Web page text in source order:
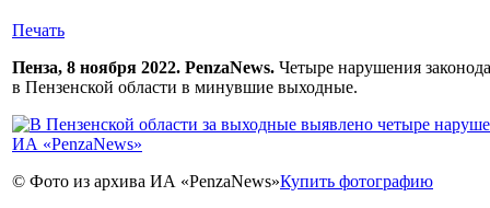
Печать
Пенза, 8 ноября 2022. PenzaNews. Четыре нарушения
в Пензенской области в минувшие выходные.
© Фото из архива ИА «PenzaNews»Купить фотографию